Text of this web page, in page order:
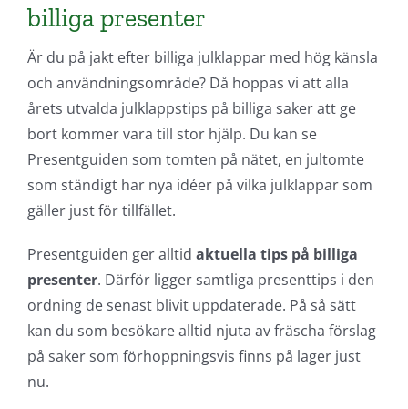
billiga presenter
Är du på jakt efter billiga julklappar med hög känsla
och användningsområde? Då hoppas vi att alla
årets utvalda julklappstips på billiga saker att ge
bort kommer vara till stor hjälp. Du kan se
Presentguiden som tomten på nätet, en jultomte
som ständigt har nya idéer på vilka julklappar som
gäller just för tillfället.
Presentguiden ger alltid aktuella tips på billiga
presenter. Därför ligger samtliga presenttips i den
ordning de senast blivit uppdaterade. På så sätt
kan du som besökare alltid njuta av fräscha förslag
på saker som förhoppningsvis finns på lager just
nu.